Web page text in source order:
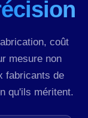
coût
mesure non
fabricants de
qu'ils méritent.